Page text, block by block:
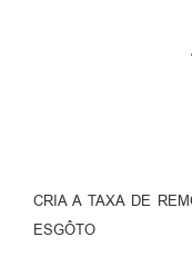
Empregos &
Galeria de Vídeos
Secretarias
CRIA A TAXA DE
ESGÔTO